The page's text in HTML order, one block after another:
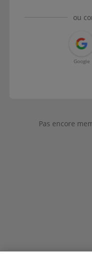
ou
Google
Pas encore